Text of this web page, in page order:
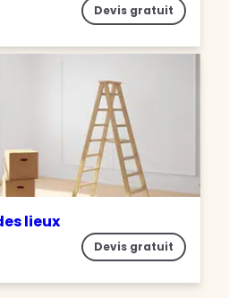
Devis gratuit
lieux
Devis gratuit